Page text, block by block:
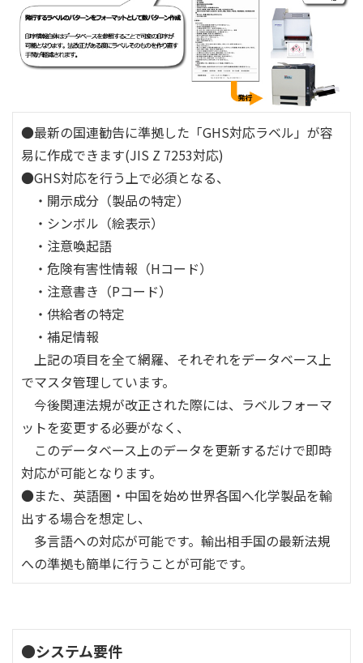
●最新の国連勧告に準拠した「GHS対応ラベル」が容
易に作成できます(JIS Z 7253対応)
●GHS対応を行う上で必須となる、
・開示成分（製品の特定）
・シンボル（絵表示）
・注意喚起語
・危険有害性情報（Hコード）
・注意書き（Pコード）
・供給者の特定
・補足情報
上記の項目を全て網羅、それぞれをデータベース上
でマスタ管理しています。
今後関連法規が改正された際には、ラベルフォーマ
ットを変更する必要がなく、
このデータベース上のデータを更新するだけで即時
対応が可能となります。
●また、英語圏・中国を始め世界各国へ化学製品を輸
出する場合を想定し、
多言語への対応が可能です。輸出相手国の最新法規
への準拠も簡単に行うことが可能です。
●システム要件